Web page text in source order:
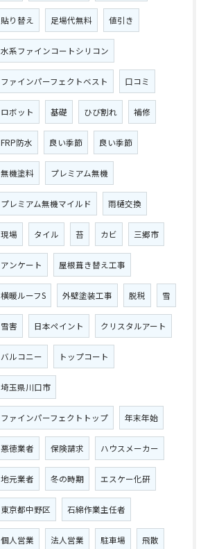
貼り替え 足場代無料 値引き
水系ファインコートシリコン
ファインパーフェクトベスト 口コミ
ロボット 基礎 ひび割れ 補修
FRP防水 良い季節 良い季節
無機塗料 プレミアム無機
プレミアム無機マイルド 雨樋交換
現場 タイル 苔 カビ 三郷市
アンケート 屋根葺き替え工事
横暖ルーフS 外壁塗装工事 脱税 雪
雪害 日本ペイント クリスタルアート
バルコニー トップコート
埼玉県川口市
ファインパーフェクトトップ 年末年始
悪徳業者 保険請求 ハウスメーカー
地元業者 冬の時期 エスケー化研
東京都中野区 石綿作業主任者
個人営業 法人営業 駐車場 飛散